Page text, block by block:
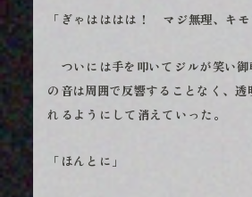
「ぎゃはははは！ マジ無理、キモ
ついには手を叩いてジルが笑い
の音は周囲で反響することなく、透
れるようにして消えていった。
「ほんとに」